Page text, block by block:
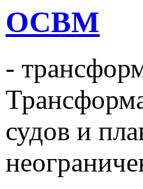
ОСВМ
-
судов и